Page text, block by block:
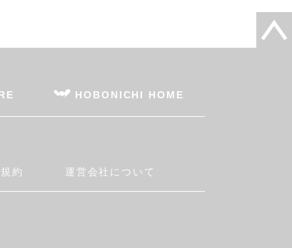
HOBONICHI HOME
約 運営会社について